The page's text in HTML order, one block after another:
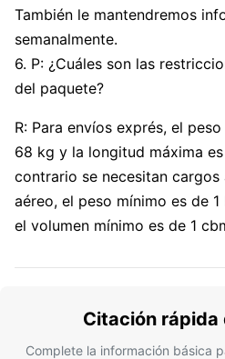
También le mantendremos
semanalmente.
6. P: ¿Cuáles son las
del paquete?
R: Para envíos exprés, el
68 kg y la longitud máxima
contrario se necesitan
aéreo, el peso mínimo es de
el volumen mínimo es de 1
Citación rápida
Complete la información básica